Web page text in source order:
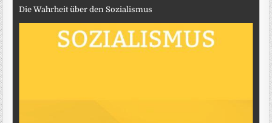
Die Wahrheit über den Sozialismus